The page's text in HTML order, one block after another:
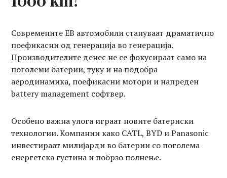
Современите ЕВ автомобили стануваат драматично
поефикасни од генерација во генерација.
Производителите денес не се фокусираат само на
поголеми батерии, туку и на подобра
аеродинамика, поефикасни мотори и напреден
battery management софтвер.
Особено важна улога играат новите батериски
технологии. Компании како CATL, BYD и Panasonic
инвестираат милијарди во батерии со поголема
енергетска густина и побрзо полнење.